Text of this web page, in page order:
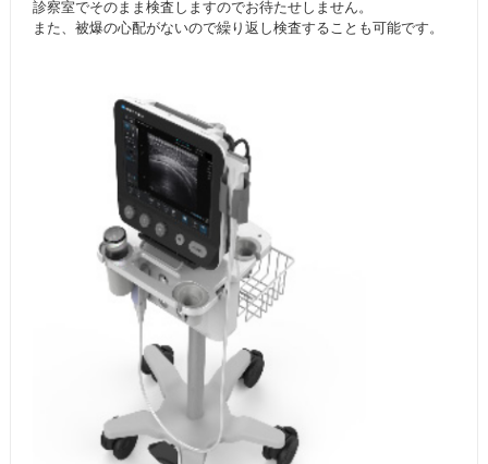
診察室でそのまま検査しますのでお待たせしません。
また、被爆の心配がないので繰り返し検査することも可能です。